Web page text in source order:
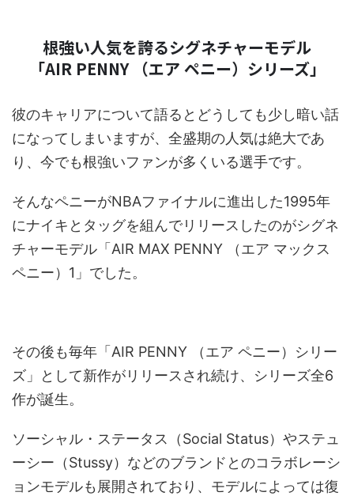
根強い人気を誇るシグネチャーモデル
「AIR PENNY （エア ペニー）シリーズ」
彼のキャリアについて語るとどうしても少し暗い話
になってしまいますが、全盛期の人気は絶大であ
り、今でも根強いファンが多くいる選手です。
そんなペニーがNBAファイナルに進出した1995年
にナイキとタッグを組んでリリースしたのがシグネ
チャーモデル「AIR MAX PENNY （エア マックス
ペニー）1」でした。
その後も毎年「AIR PENNY （エア ペニー）シリー
ズ」として新作がリリースされ続け、シリーズ全6
作が誕生。
ソーシャル・ステータス（Social Status）やステュ
ーシー（Stussy）などのブランドとのコラボレーシ
ョンモデルも展開されており、モデルによっては復